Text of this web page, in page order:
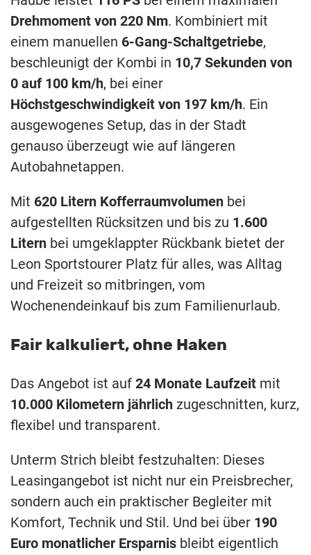
Drehmoment von 220 Nm. Kombiniert mit
einem manuellen 6-Gang-Schaltgetriebe,
beschleunigt der Kombi in 10,7 Sekunden von
0 auf 100 km/h, bei einer
Höchstgeschwindigkeit von 197 km/h. Ein
ausgewogenes Setup, das in der Stadt
genauso überzeugt wie auf längeren
Autobahnetappen.
Mit 620 Litern Kofferraumvolumen bei
aufgestellten Rücksitzen und bis zu 1.600
Litern bei umgeklappter Rückbank bietet der
Leon Sportstourer Platz für alles, was Alltag
und Freizeit so mitbringen, vom
Wochenendeinkauf bis zum Familienurlaub.
Fair kalkuliert, ohne Haken
Das Angebot ist auf 24 Monate Laufzeit mit
10.000 Kilometern jährlich zugeschnitten, kurz,
flexibel und transparent.
Unterm Strich bleibt festzuhalten: Dieses
Leasingangebot ist nicht nur ein Preisbrecher,
sondern auch ein praktischer Begleiter mit
Komfort, Technik und Stil. Und bei über 190
Euro monatlicher Ersparnis bleibt eigentlich